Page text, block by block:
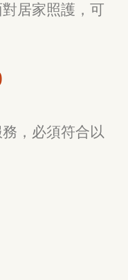
居家照護，可
，必須符合以